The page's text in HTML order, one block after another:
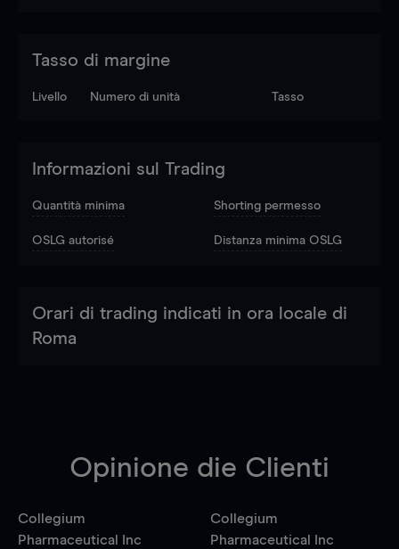
Tasso di margine
Livello Numero di unità Tasso
Informazioni sul Trading
Quantità minima Shorting permesso
OSLG autorisé Distanza minima OSLG
Orari di trading indicati in ora locale di
Roma
Opinione die Clienti
Collegium
Pharmaceutical Inc
Collegium
Pharmaceutical Inc